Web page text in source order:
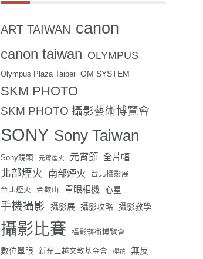
ART TAIWAN canon
canon taiwan OLYMPUS
Olympus Plaza Taipei OM SYSTEM
SKM PHOTO
SKM PHOTO 攝影藝術博覽會
SONY Sony Taiwan
Sony鏡頭 元宵煙火 元宵節 全片幅
北部煙火 南部煙火
台北攝影展
台北煙火
合歡山 單眼相機 心星
手機攝影 攝影展 攝影攻略 攝影教學
攝影比賽 攝影藝術博覽會
數位單眼 新光三越文教基金會 櫻花 無反